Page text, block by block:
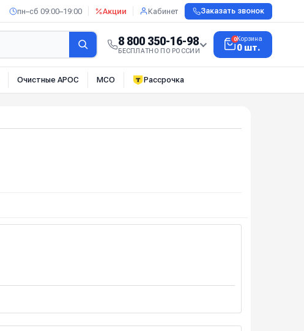
пн–сб 09:00–19:00 Акции Кабинет Заказать звонок
8 800 350-16-98
БЕСПЛАТНО ПО РОССИИ
0Корзина
0 шт.
Очистные АРОС МСО Рассрочка